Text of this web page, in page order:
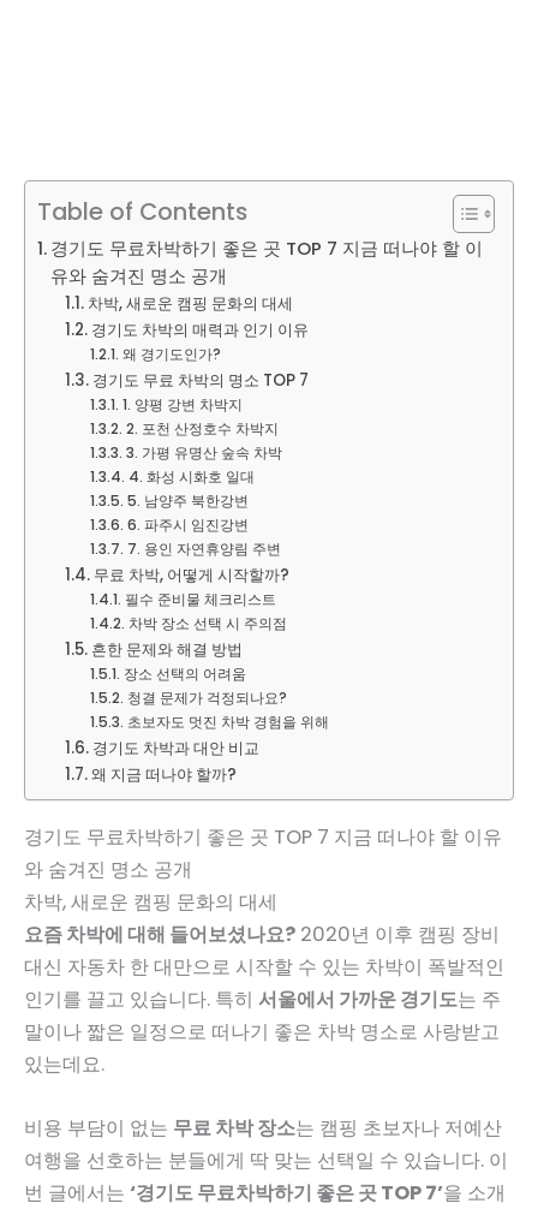
Table of Contents
경기도 무료차박하기 좋은 곳 TOP 7 지금 떠나야 할 이
유와 숨겨진 명소 공개
차박, 새로운 캠핑 문화의 대세
경기도 차박의 매력과 인기 이유
왜 경기도인가?
경기도 무료 차박의 명소 TOP 7
1. 양평 강변 차박지
2. 포천 산정호수 차박지
3. 가평 유명산 숲속 차박
4. 화성 시화호 일대
5. 남양주 북한강변
6. 파주시 임진강변
7. 용인 자연휴양림 주변
무료 차박, 어떻게 시작할까?
필수 준비물 체크리스트
차박 장소 선택 시 주의점
흔한 문제와 해결 방법
장소 선택의 어려움
청결 문제가 걱정되나요?
초보자도 멋진 차박 경험을 위해
경기도 차박과 대안 비교
왜 지금 떠나야 할까?
경기도 무료차박하기 좋은 곳 TOP 7 지금 떠나야 할 이유
와 숨겨진 명소 공개
차박, 새로운 캠핑 문화의 대세
요즘 차박에 대해 들어보셨나요? 2020년 이후 캠핑 장비
대신 자동차 한 대만으로 시작할 수 있는 차박이 폭발적인
인기를 끌고 있습니다. 특히 서울에서 가까운 경기도는 주
말이나 짧은 일정으로 떠나기 좋은 차박 명소로 사랑받고
있는데요.
비용 부담이 없는 무료 차박 장소는 캠핑 초보자나 저예산
여행을 선호하는 분들에게 딱 맞는 선택일 수 있습니다. 이
번 글에서는 ‘경기도 무료차박하기 좋은 곳 TOP 7’을 소개